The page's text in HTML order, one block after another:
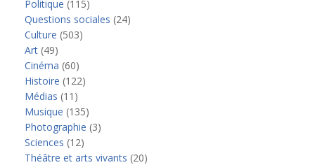
Politique (115)
Questions sociales (24)
Culture (503)
Art (49)
Cinéma (60)
Histoire (122)
Médias (11)
Musique (135)
Photographie (3)
Sciences (12)
Théâtre et arts vivants (20)